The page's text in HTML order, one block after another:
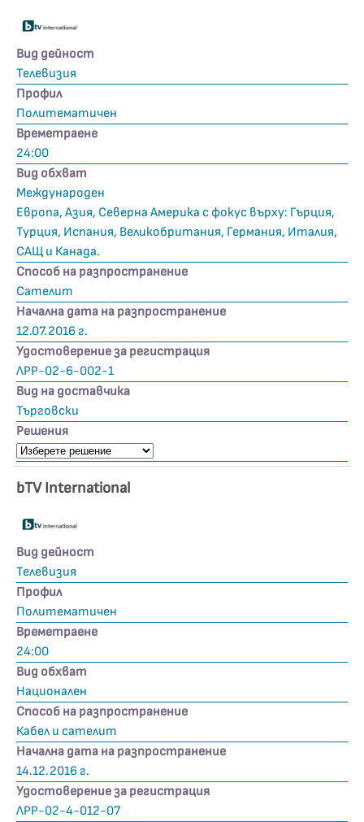
Вид дейност
Телевизия
Профил
Политематичен
Времетраене
24:00
Вид обхват
Mеждународен
Европа, Азия, Северна Америка с фокус върху: Гърция,
Турция, Испания, Великобритания, Германия, Италия,
САЩ и Канада.
Способ на разпространение
Сателит
Начална дата на разпространение
12.07.2016 г.
Удостоверение за регистрация
ЛРР-02-6-002-1
Вид на доставчика
Търговски
Решения
bTV International
Вид дейност
Телевизия
Профил
Политематичен
Времетраене
24:00
Вид обхват
Национален
Способ на разпространение
Кабел и сателит
Начална дата на разпространение
14.12.2016 г.
Удостоверение за регистрация
ЛРР-02-4-012-07